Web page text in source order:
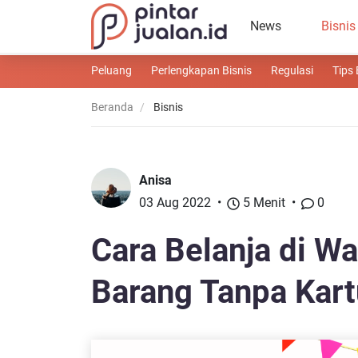
News Bisnis
Peluang Perlengkapan Bisnis Regulasi Tips
Beranda Bisnis
Cara Belanja di
Barang Tanpa
Anisa
03 Aug 2022
5 Menit 0